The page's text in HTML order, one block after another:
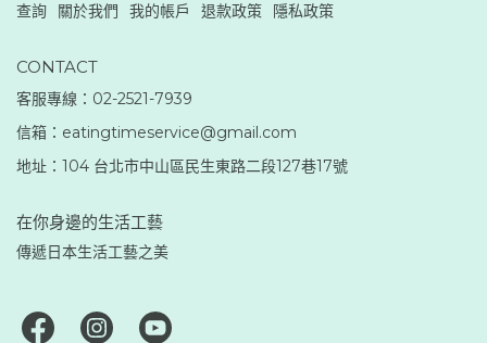
查詢 關於我們 我的帳戶 退款政策 隱私政策
CONTACT
客服專線：02-2521-7939
信箱：eatingtimeservice@gmail.com
地址：104 台北市中山區民生東路二段127巷17號
在你身邊的生活工藝
傳遞日本生活工藝之美